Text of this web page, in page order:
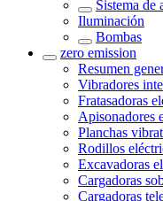
Sistema de
Iluminación
Bombas
zero emission
Resumen
Vibradores
Fratasadoras
Apisonadores
Planchas
Rodillos
Excavadoras
Cargadoras
Cargadoras